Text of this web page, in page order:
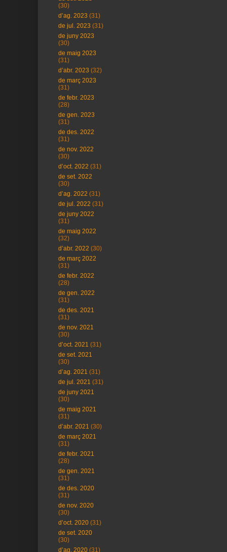
(30)
d’ag. 2023 (31)
de jul. 2023 (31)
de juny 2023
(30)
de maig 2023
(31)
d’abr. 2023 (32)
de març 2023
(31)
de febr. 2023
(28)
de gen. 2023
(31)
de des. 2022
(31)
de nov. 2022
(30)
d’oct. 2022 (31)
de set. 2022
(30)
d’ag. 2022 (31)
de jul. 2022 (31)
de juny 2022
(31)
de maig 2022
(32)
d’abr. 2022 (30)
de març 2022
(31)
de febr. 2022
(28)
de gen. 2022
(31)
de des. 2021
(31)
de nov. 2021
(30)
d’oct. 2021 (31)
de set. 2021
(30)
d’ag. 2021 (31)
de jul. 2021 (31)
de juny 2021
(30)
de maig 2021
(31)
d’abr. 2021 (30)
de març 2021
(31)
de febr. 2021
(28)
de gen. 2021
(31)
de des. 2020
(31)
de nov. 2020
(30)
d’oct. 2020 (31)
de set. 2020
(30)
d’ag. 2020 (31)